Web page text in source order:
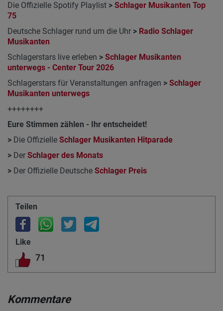
Die Offizielle Spotify Playlist > Schlager Musikanten Top
75
Deutsche Schlager rund um die Uhr > Radio Schlager
Musikanten
Schlagerstars live erleben > Schlager Musikanten
unterwegs - Center Tour 2026
Schlagerstars für Veranstaltungen anfragen > Schlager
Musikanten unterwegs
++++++++
Eure Stimmen zählen - Ihr entscheidet!
> Die Offizielle Schlager Musikanten Hitparade
> Der Schlager des Monats
> Der Offizielle Deutsche Schlager Preis
Teilen
Like
71
Kommentare